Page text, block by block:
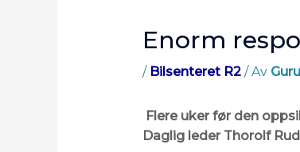
Enorm
/ Bilsenteret R2/ Av Guru
Flere uker før den
Daglig leder Thorolf